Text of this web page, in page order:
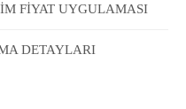
FİYAT UYGULAMASI
DETAYLARI